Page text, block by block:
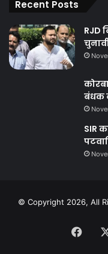
Recent Posts
RJD
बंधक
SIR
© Copyright 2026, All